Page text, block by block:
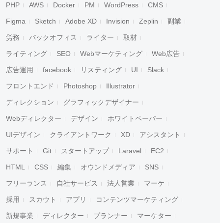
PHP AWS Docker PM WordPress CMS
Figma Sketch Adobe XD Invision Zeplin 副業
労務 バックオフィス ライター 取材
ライティング SEO Webマーケティング Web広告
広告運用 facebook リスティング UI Slack
フロントエンド Photoshop Illustrator
ディレクション グラフィックデザイナー
Webディレクター デザイン ホワイトペーパー
UIデザイン クライアントワーク XD アシスタント
サポート Git スタートアップ Laravel EC2
HTML CSS 編集 オウンドメディア SNS
フリーランス 自社サービス 法人営業 マーケ
採用 スカウト アプリ コンテンツマーケティング
新規事業 ディレクター プランナー マーケター